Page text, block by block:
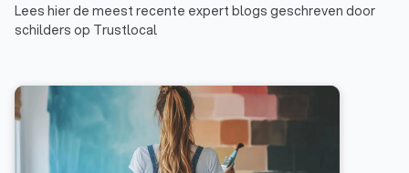
Lees hier de meest recente expert blogs geschreven door
schilders op Trustlocal